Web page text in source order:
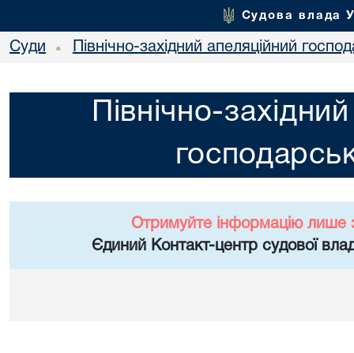
Судова влада
Суди • Північно-західний апеляційний
Північно-
Отримуйте інформацію лише
Єдиний Контакт-центр судової